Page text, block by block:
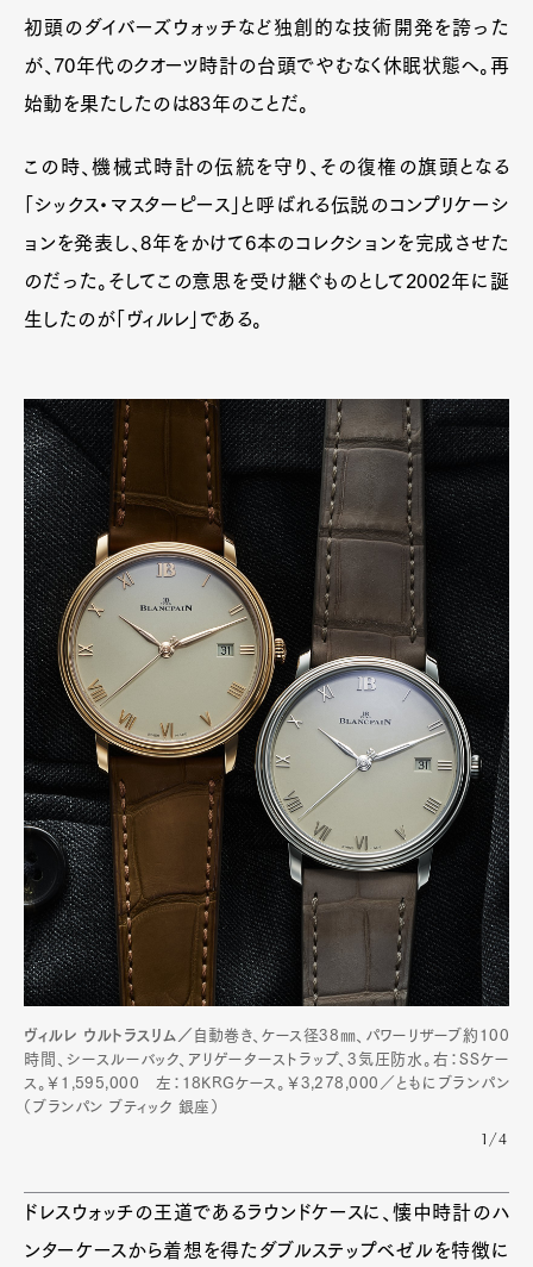
初頭のダイバーズウォッチなど独創的な技術開発を誇った
が、70年代のクオーツ時計の台頭でやむなく休眠状態へ。再
始動を果たしたのは83年のことだ。
この時、機械式時計の伝統を守り、その復権の旗頭となる
「シックス・マスターピース」と呼ばれる伝説のコンプリケーシ
ョンを発表し、8年をかけて6本のコレクションを完成させた
のだった。そしてこの意思を受け継ぐものとして2002年に誕
生したのが「ヴィルレ」である。
ヴィルレ ウルトラスリム／ 自動巻き、ケース径38㎜、パワーリザーブ約100
時間、シースルーバック、アリゲーターストラップ、3気圧防水。右：SSケー
ス。￥1,595,000 左：18KRGケース。￥3,278,000／ともにブランパン
（ブランパン ブティック 銀座）
1/4
ドレスウォッチの王道であるラウンドケースに、懐中時計のハ
ンターケースから着想を得たダブルステップベゼルを特徴に